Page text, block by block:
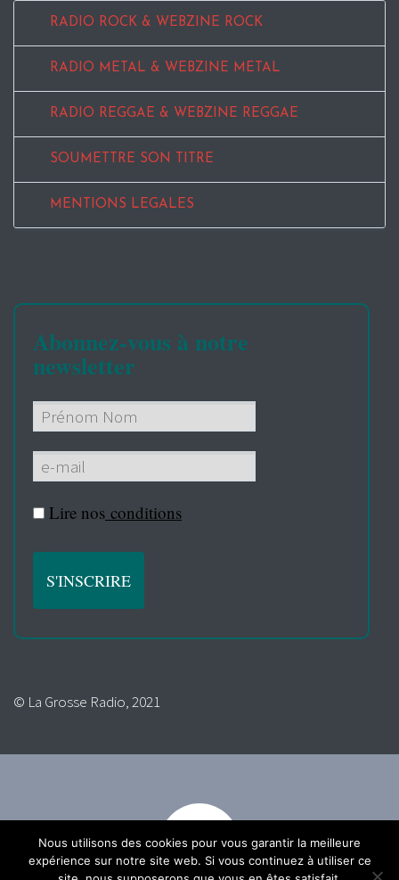
RADIO ROCK & WEBZINE ROCK
RADIO METAL & WEBZINE METAL
RADIO REGGAE & WEBZINE REGGAE
SOUMETTRE SON TITRE
MENTIONS LEGALES
Abonnez-vous à notre
newsletter
Lire nos conditions
© La Grosse Radio, 2021
Nous utilisons des cookies pour vous garantir la meilleure
expérience sur notre site web. Si vous continuez à utiliser ce